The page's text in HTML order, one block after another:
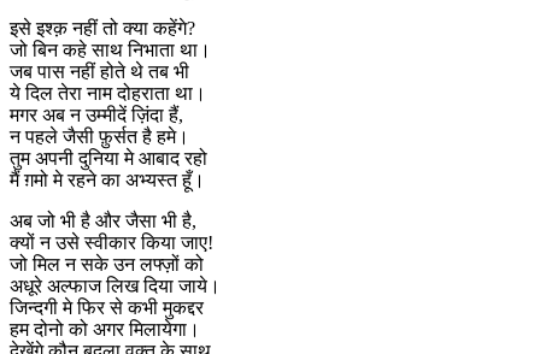
इसे इश्क़ नहीं तो क्या कहेंगे?
जो बिन कहे साथ निभाता था।
जब पास नहीं होते थे तब भी
ये दिल तेरा नाम दोहराता था।
मगर अब न उम्मीदें ज़िंदा हैं,
न पहले जैसी फ़ुर्सत है हमे।
तुम अपनी दुनिया मे आबाद रहो
मैं ग़मो मे रहने का अभ्यस्त हूँ।
अब जो भी है और जैसा भी है,
क्यों न उसे स्वीकार किया जाए!
जो मिल न सके उन लफ्ज़ों को
अधूरे अल्फाज लिख दिया जाये।
जिन्दगी मे फिर से कभी मुकद्दर
हम दोनो को अगर मिलायेगा।